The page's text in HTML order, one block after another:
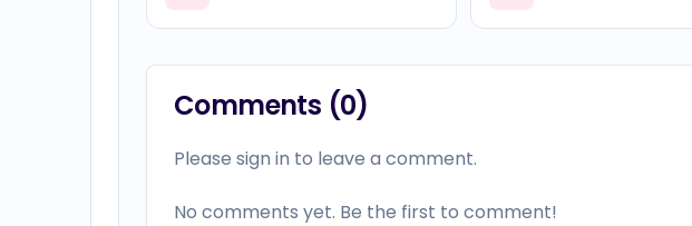
Comments (0)
Please sign in to leave a comment.
No comments yet. Be the first to comment!